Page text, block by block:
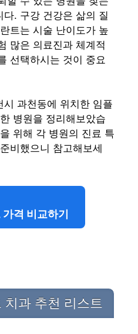
. 구강 건강은 삶의 질
트는 시술 난이도가 높
많은 의료진과 체계적
선택하시는 것이 중요
과천동에 위치한 임플
병원을 정리해보았습
위해 각 병원의 진료 특
비했으니 참고해보세
격 비교하기
치과 추천 리스트